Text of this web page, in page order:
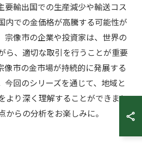
要輸出国での生産減少や輸送コス
内での金価格が高騰する可能性が
宗像市の企業や投資家は、世界の
ら、適切な取引を行うことが重要
像市の金市場が持続的に発展する
今回のシリーズを通じて、地域と
より深く理解することができまし
からの分析をお楽しみに。